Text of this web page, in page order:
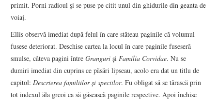
primit. Porni radioul și se puse pe citit unul din ghidurile din geanta de
voiaj.
Ellis observă imediat după felul în care stăteau paginile că volumul
fusese deteriorat. Deschise cartea la locul în care paginile fuseseră
smulse, câteva pagini întreGranguri șiFamilia Corvidae. Nu se
dumiri imediat din cuprins ce păsări lipseau, acolo era dat un titlu de
capitol:Descrierea familiilor și speciilor. Fu obligat să se târască prin
tot indexul ăla greoi ca să găsească paginile respective. Apoi închise